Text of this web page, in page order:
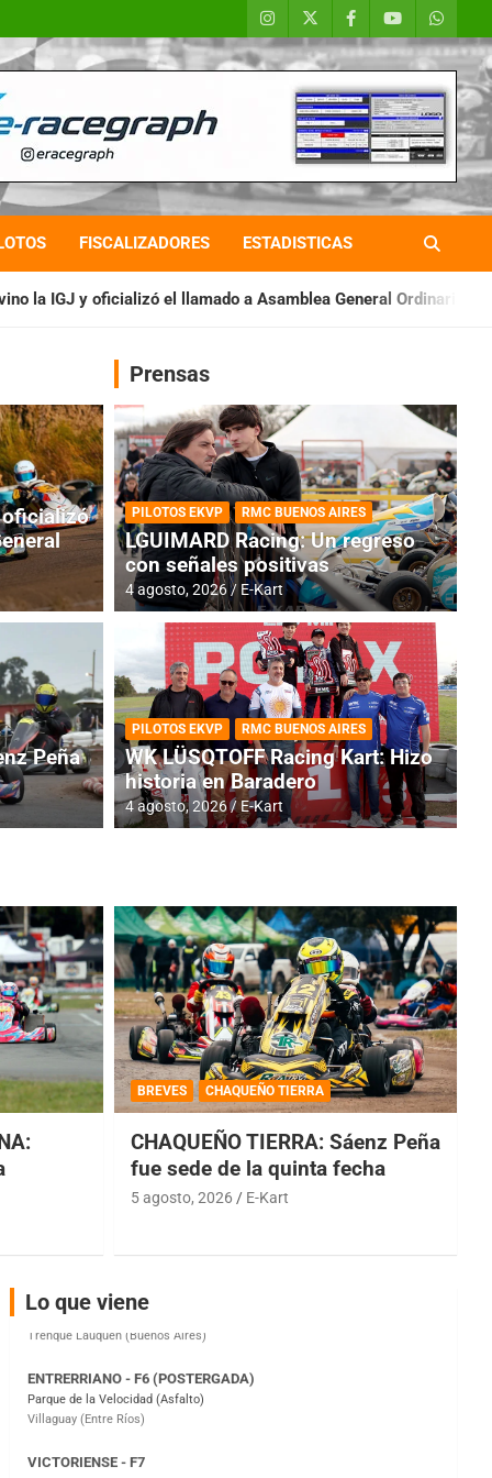
FISCALIZADORES ESTADISTICAS
a Asamblea General Ordinaria IAME SERIES
RMC BUENOS AIRES
Cerró una jornada
oficializó
Peña
Prensas
PILOTOS EKVP RMC BUENOS AIRES
LGUIMARD Racing: Un regreso
con señales positivas
4 agosto, 2026 E-Kart
PILOTOS EKVP RMC BUENOS AIRES
WK LÜSQTOFF Racing Kart: Hizo
historia en Baradero
4 agosto, 2026 E-Kart
BREVES CHAQUEÑO TIERRA
CHAQUEÑO TIERRA: Sáenz Peña
fue sede de la quinta fecha
5 agosto, 2026 E-Kart
Lo que viene
COBERTURA ESPECIAL DE E-KART.COM.AR
08/09-AGO
IAME SERIES ARGENTINA 6
Ramiro Tot (Asfalto)
Baradero (Buenos Aires)
Parque de la Velocidad (Asfalto)
Victoria (Entre Ríos)